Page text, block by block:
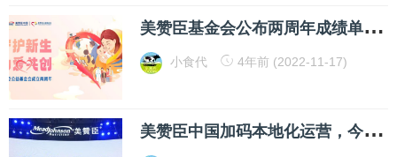
美
赞臣基金会公布两周年成绩单：捐赠款物总值突破7000万元
小食代 4年前 (2022-11-17)
美
赞臣中国加码本地化运营，今天官宣最新战略落地